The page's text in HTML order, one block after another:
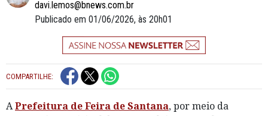
davi.lemos@bnews.com.br
Publicado em 01/06/2026, às 20h01
COMPARTILHE:
APrefeitura de Feira de Santana, por meio da